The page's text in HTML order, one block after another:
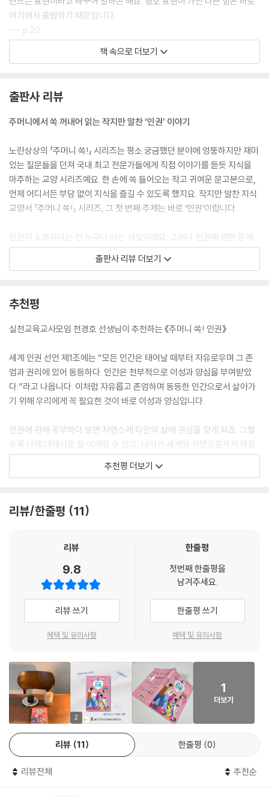
여기에서 출발하기 때문입니다.
--- p.20
장애인을 학교와 지역에서 멀어지게 하는 가장 큰 원인은 ‘그게 어떻게 가
까요.
--- p.43
어린이와 청소년의 시위 참여는 단순히 시위에 갈 수 있는 권리를 말하는
게 아닙니다. 스스로 생각하고 결정하여 행동하는 참여권과 깊이 연결되어
있어요.
--- p.74
이 진화의 원동력이 되기도 합니다. 또한 사람이기에 갖는 존엄성은 단순
히 생물학적으로만 주어지는 것이 아니라 사회와 문화, 역사와 규범, 전인
격적 소통을 통해 생깁니다.
책 속으로 더보기
출판사 리뷰
주머니에서 쏙 꺼내어 읽는 작지만 알찬 ‘인권’ 이야기
노란상상의 「주머니 쏙!」 시리즈는 평소 궁금했던 분야에 엉뚱하지만 재미
있는 질문들을 던져 국내 최고 전문가들에게 직접 이야기를 듣듯 지식을
마주하는 교양 시리즈예요. 한 손에 쏙 들어오는 작고 귀여운 문고본으로,
언제 어디서든 부담 없이 지식을 즐길 수 있도록 했지요. 작지만 알찬 지식
교양서 「주머니 쏙!」 시리즈, 그 첫 번째 주제는 바로 ‘인권’이랍니다.
인권이 소중하다는 건 누구나 아는 사실이에요. 그러나 인권에 관한 문제
를 마주하게 될 때면 우리는 한 걸음 뒤로 물러서게 되죠. 아마 인권이라는
개념이 추상적이라 이해하기가 어렵고 나와 먼 이야기처럼 느껴지기 때문
《주머니 쏙! 인권》은 사소하지만 정말 궁금했던 질문들을 통해 인권에 관
지, 길거리를 지나며 보았던 시위는 대체 누가 왜 하는 것인지, 쓰는 사람도
적은 점자를 꼭 표기해야 하는 이유가 있는지, 어리다고 일한 대가를 적게
받아야 하는지 등등 일상에서 맞닥뜨리기 쉬운 인권 문제를 스무고개 형식
으로 정리했죠.
어린이들이 인권 변호사에게 직접 묻는 스무 가지 질문
《주머니 쏙! 인권》은 서울 마포구의 도토리 마을 방과후 어린이들과 교사
들의 도움을 받아 질문을 구성했어요. 개개인의 질문이 아닌 다양한 인권
등 현대 사회에서 마주하게 되는 여러 인권 문제를 어린이의 눈높이에 맞
어린이들이 묻는 스무 가지 질문에 인권 변호사 김예원 선생님이 현장에서
직접 보고 겪었던 경험을 토대로 ‘인권이 우리 삶에 어떻게 맞닿아 있는지’,
‘오늘날 우리가 함께 넘어야 할 문제들은 무엇인지’를 이야기해요. 누구나
자기다운 모습으로 맘 편히 살아갈 세상을 꿈꾼다는 김예원 변호사가 전하
는 인권 이야기 《주머니 쏙! 인권》. 내 안에 자리했던 편견과 오해를 바로
잡고, 있는 그대로의 모습을 존중하는 태도에 대해 깊이 생각해 보는 시간
출판사 리뷰 더보기
추천평
실천교육교사모임 천경호 선생님이 추천하는 《주머니 쏙! 인권》
세계 인권 선언 제1조에는 “모든 인간은 태어날 때부터 자유로우며 그 존
엄과 권리에 있어 동등하다. 인간은 천부적으로 이성과 양심을 부여받았
다.”라고 나옵니다. 이처럼 자유롭고 존엄하며 동등한 인간으로서 살아가
기 위해 우리에게 꼭 필요한 것이 바로 이성과 양심입니다.
인권에 관해 공부하다 보면 자연스레 타인의 삶에 관심을 갖게 되죠. 그럴
수록 나에 대해서도 잘 이해할 수 있고, 나아가 세계와 자연으로까지 마음
의 크기가 커집니다. 《주머니 쏙! 인권》은 우리의 마음을 키우고 이성과 양
심을 일깨우는 책이자, 서로에 대한 이해와 존중으로 한 걸음 더 나아가게
‘차경난지(此經難持)’라는 말이 있습니다. 받기는 쉬워도 가지기는 어렵
해 한 번쯤 들어 본 사람은 많겠지만, 삶 가까이에서 인권을 면밀하게 들여
리의 삶으로 끌어당기고, 서로에게 좀 더 다정한 세상을 만들어 갔으면 좋
겠습니다. 저도 함께 노력하겠습니다.
- 천경호 (초등학교 교사, 실천교육교사모임 회장)
추천평 더보기
리뷰/한줄평 11
리뷰
9.8
리뷰 쓰기
혜택 및 유의사항
한줄평
첫번째 한줄평을
남겨주세요.
한줄평 쓰기
혜택 및 유의사항
2
1
더보기
리뷰 11 한줄평 0
리뷰전체 추천순